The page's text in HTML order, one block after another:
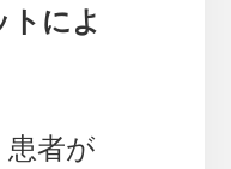
トによ
者が